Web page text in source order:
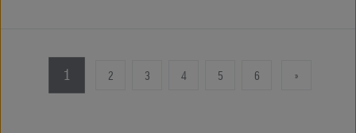
1 2 3 4 5 6 »